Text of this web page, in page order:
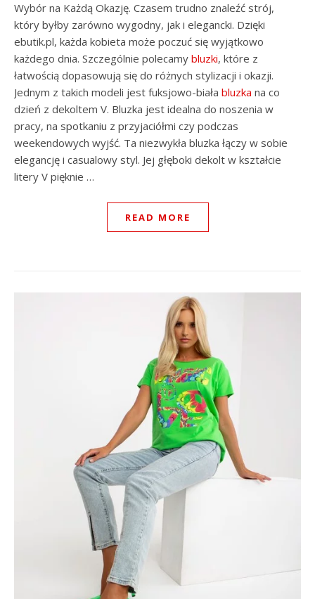
Wybór na Każdą Okazję. Czasem trudno znaleźć strój,
który byłby zarówno wygodny, jak i elegancki. Dzięki
ebutik.pl, każda kobieta może poczuć się wyjątkowo
każdego dnia. Szczególnie polecamy bluzki, które z
łatwością dopasowują się do różnych stylizacji i okazji.
Jednym z takich modeli jest fuksjowo-biała bluzka na co
dzień z dekoltem V. Bluzka jest idealna do noszenia w
pracy, na spotkaniu z przyjaciółmi czy podczas
weekendowych wyjść. Ta niezwykła bluzka łączy w sobie
elegancję i casualowy styl. Jej głęboki dekolt w kształcie
litery V pięknie …
READ MORE